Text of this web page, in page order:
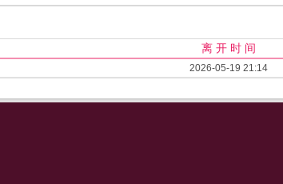
离 开 时 间
2026-05-19 21:14